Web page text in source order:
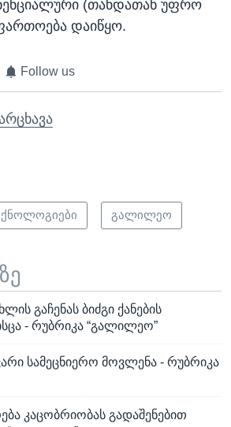
(თანდათან უფრო
დაიწყო.
Follow us
გალილეო
გაჩენას ბიძგი ქანების
- რუბრიკა “გალილეო”
სამეცნიერო მოვლენა - რუბრიკა
კაცობრიობას გადაშენებით